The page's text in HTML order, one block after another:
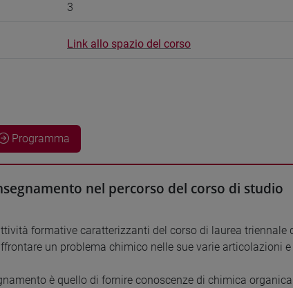
3
Link allo spazio del corso
Programma
nel percorso del corso di studio
formative caratterizzanti del corso di laurea
un problema chimico nelle sue varie articolazioni
è quello di fornire conoscenze di chimica